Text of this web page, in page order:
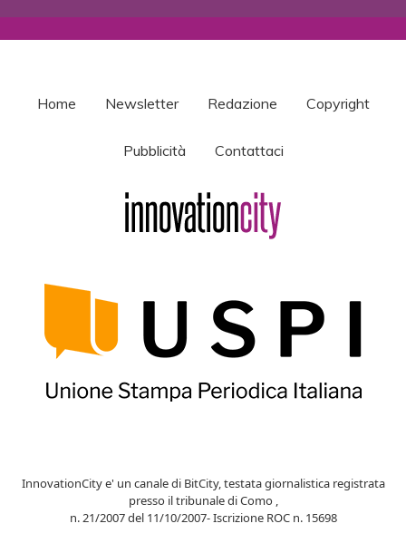
Home Newsletter Redazione Copyright
Pubblicità Contattaci
InnovationCity e' un canale di BitCity, testata giornalistica registrata
presso il tribunale di Como ,
n. 21/2007 del 11/10/2007- Iscrizione ROC n. 15698